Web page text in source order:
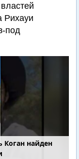
Рихауи
под
Коган найден